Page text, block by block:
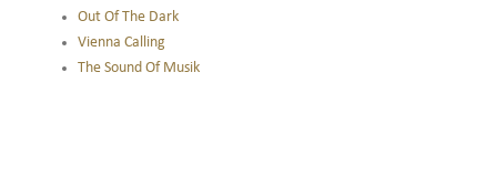
Out Of The Dark
Vienna Calling
The Sound Of Musik